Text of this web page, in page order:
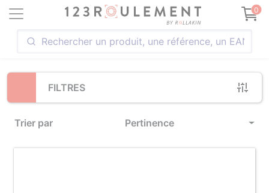
0
FILTRES
Trier par Pertinence
Loading...